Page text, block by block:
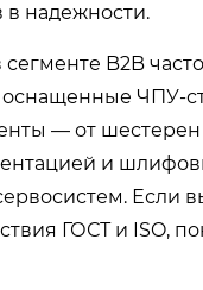
надежности.
B2B
оснащенные ЧПУ-
— от шестерен
и
Если
ГОСТ и ISO,